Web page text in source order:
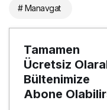
# Manavgat
Tamamen
Ücretsiz
Bültenimize
Abone